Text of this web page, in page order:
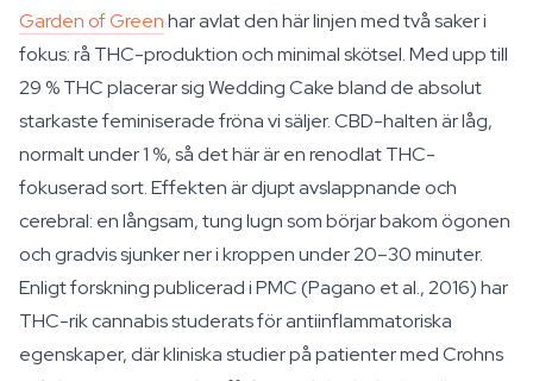
Garden of Greenhar avlat den här linjen med två saker i
fokus: rå THC-produktion och minimal skötsel. Med upp till
29 % THC placerar sig Wedding Cake bland de absolut
starkaste feminiserade fröna vi säljer. CBD-halten är låg,
normalt under 1 %, så det här är en renodlat THC-
fokuserad sort. Effekten är djupt avslappnande och
cerebral: en långsam, tung lugn som börjar bakom ögonen
och gradvis sjunker ner i kroppen under 20–30 minuter.
Enligt forskning publicerad i PMC (Pagano et al., 2016) har
THC-rik cannabis studerats för antiinflammatoriska
egenskaper, där kliniska studier på patienter med Crohns